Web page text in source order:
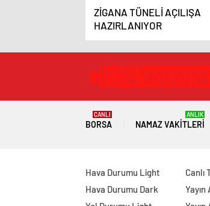
ZİGANA TÜNELİ AÇILIŞA
HAZIRLANIYOR
BORSA
CANLI
NAMAZ VAKITLERI
ANLIK
Hava Durumu Light
Hava Durumu Dark
Canlı
Yayın